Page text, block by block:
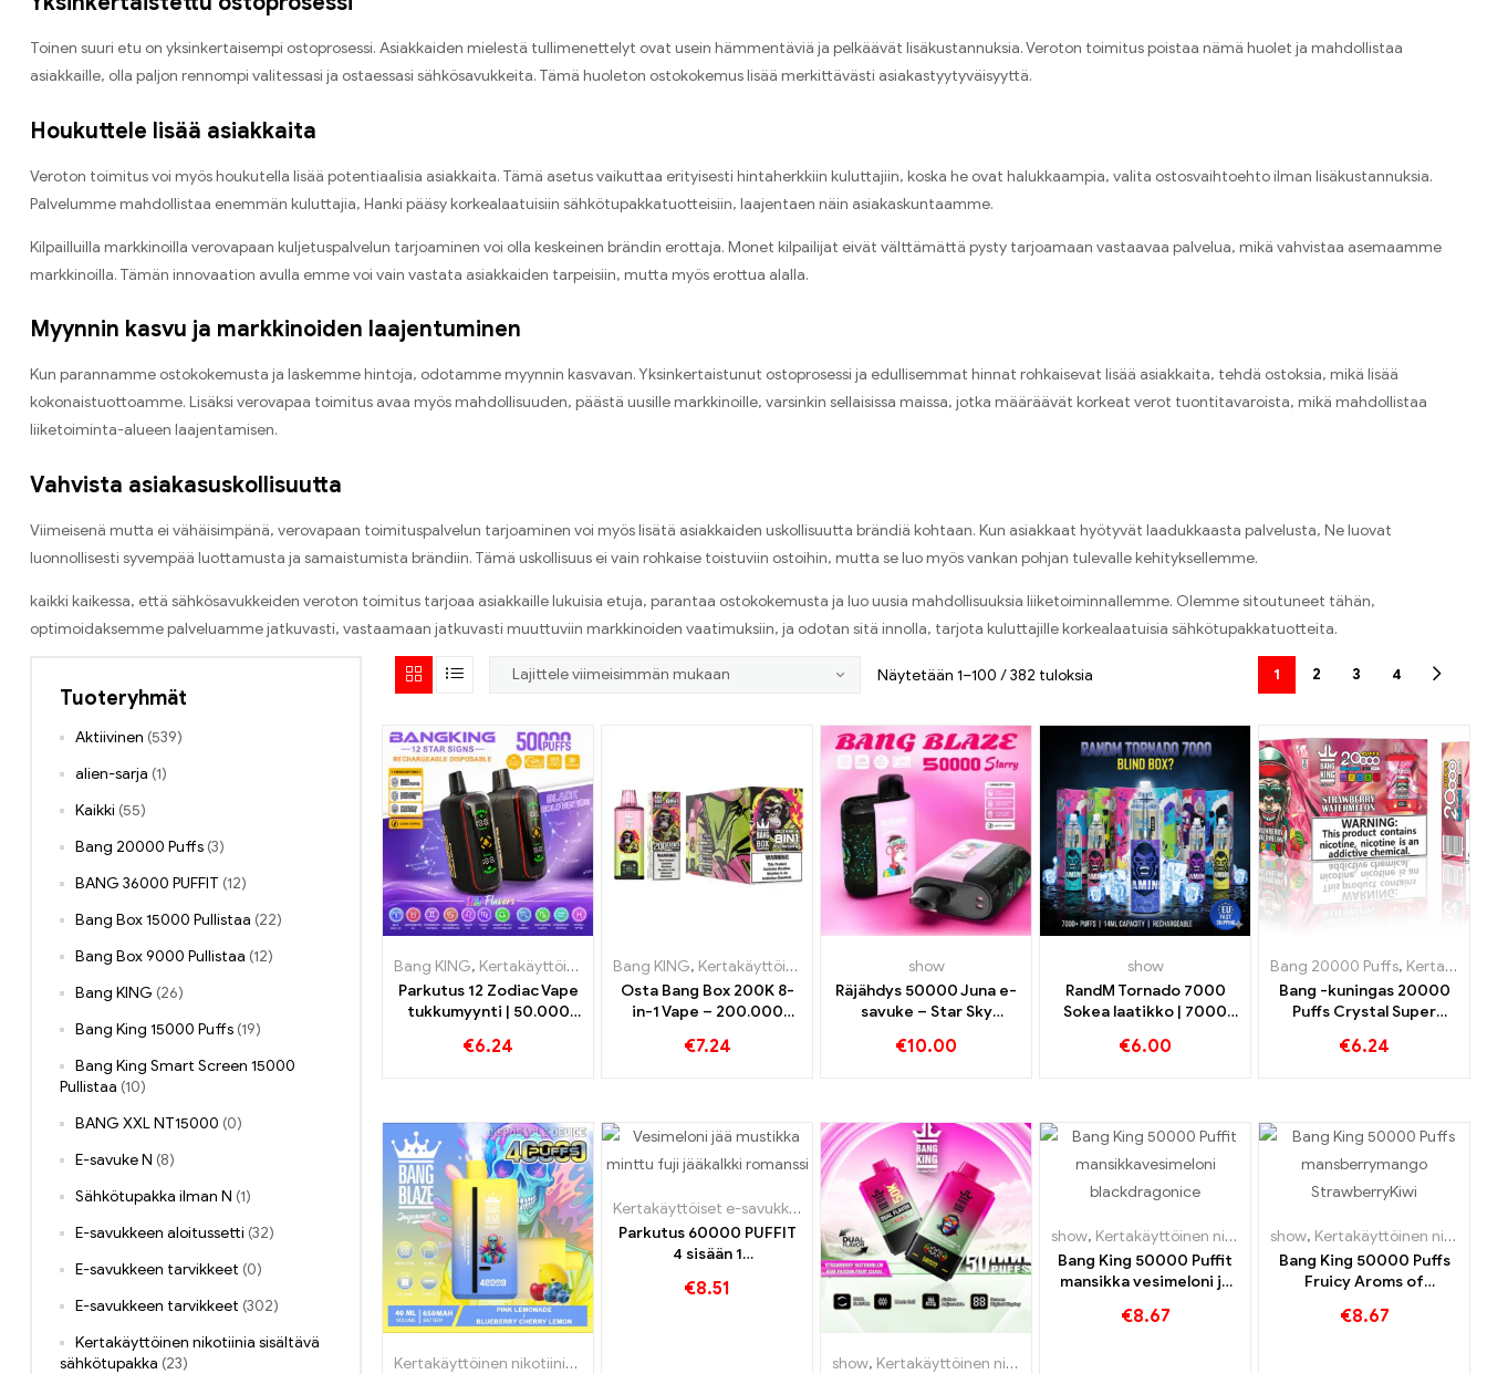
Toinen suuri etu on yksinkertaisempi ostoprosessi. Asiakkaiden mielestä tullimenettelyt ovat usein hämmentäviä ja pelkäävät lisäkustannuksia. Veroton toimitus poistaa nämä huolet ja mahdollistaa
asiakkaille, olla paljon rennompi valitessasi ja ostaessasi sähkösavukkeita. Tämä huoleton ostokokemus lisää merkittävästi asiakastyytyväisyyttä.
Houkuttele lisää asiakkaita
Veroton toimitus voi myös houkutella lisää potentiaalisia asiakkaita. Tämä asetus vaikuttaa erityisesti hintaherkkiin kuluttajiin, koska he ovat halukkaampia, valita ostosvaihtoehto ilman lisäkustannuksia.
Palvelumme mahdollistaa enemmän kuluttajia, Hanki pääsy korkealaatuisiin sähkötupakkatuotteisiin, laajentaen näin asiakaskuntaamme.
Kilpailluilla markkinoilla verovapaan kuljetuspalvelun tarjoaminen voi olla keskeinen brändin erottaja. Monet kilpailijat eivät välttämättä pysty tarjoamaan vastaavaa palvelua, mikä vahvistaa asemaamme
markkinoilla. Tämän innovaation avulla emme voi vain vastata asiakkaiden tarpeisiin, mutta myös erottua alalla.
Myynnin kasvu ja markkinoiden laajentuminen
Kun parannamme ostokokemusta ja laskemme hintoja, odotamme myynnin kasvavan. Yksinkertaistunut ostoprosessi ja edullisemmat hinnat rohkaisevat lisää asiakkaita, tehdä ostoksia, mikä lisää
kokonaistuottoamme. Lisäksi verovapaa toimitus avaa myös mahdollisuuden, päästä uusille markkinoille, varsinkin sellaisissa maissa, jotka määräävät korkeat verot tuontitavaroista, mikä mahdollistaa
liiketoiminta-alueen laajentamisen.
Vahvista asiakasuskollisuutta
Viimeisenä mutta ei vähäisimpänä, verovapaan toimituspalvelun tarjoaminen voi myös lisätä asiakkaiden uskollisuutta brändiä kohtaan. Kun asiakkaat hyötyvät laadukkaasta palvelusta, Ne luovat
luonnollisesti syvempää luottamusta ja samaistumista brändiin. Tämä uskollisuus ei vain rohkaise toistuviin ostoihin, mutta se luo myös vankan pohjan tulevalle kehityksellemme.
kaikki kaikessa, että sähkösavukkeiden veroton toimitus tarjoaa asiakkaille lukuisia etuja, parantaa ostokokemusta ja luo uusia mahdollisuuksia liiketoiminnallemme. Olemme sitoutuneet tähän,
optimoidaksemme palveluamme jatkuvasti, vastaamaan jatkuvasti muuttuviin markkinoiden vaatimuksiin, ja odotan sitä innolla, tarjota kuluttajille korkealaatuisia sähkötupakkatuotteita.
1 2 3 4
Näytetään 1–100 / 382 tuloksia
Bang KING, Kertakäyttöiset e-savukkeet ,Kertakäyttöiset e-savukkeet Belgia,Kertakäyttöiset sähkösavukkeet Tanska
Parkutus 12 Zodiac Vape
tukkumyynti | 50.000
€6.24
Bang KING, Kertakäyttöiset e-savukkeet Kertakäyttöiset e-savukkeet Belgia,Kertakäyttöiset sähkösavukkeet Tanska
Osta Bang Box 200K 8-
in-1 Vape – 200.000
€7.24
show
Räjähdys 50000 Juna e-
savuke – Star Sky
€10.00
show
RandM Tornado 7000
Sokea laatikko | 7000
toimitus
€6.00
Bang 20000 Puffs, Kertakäyttöiset e-savukkeet
Bang -kuningas 20000
Puffs Crystal Super
€6.24
Kertakäyttöinen nikotiinia sisältävä sähkötupakka Kertakäyttöiset sähkösavukkeet Luxemburg
Kertakäyttöiset e-savukkeet Kertakäyttöiset e-savukkeet Puola
Parkutus 60000 PUFFIT
4 sisään 1
sähkötupakka
€8.51
show, Kertakäyttöinen nikotiinia sisältävä sähkötupakka
show, Kertakäyttöinen nikotiinia sisältävä sähkötupakka ,
Bang King 50000 Puffit
mansikka vesimeloni ja
jäämakuja
€8.67
show, Kertakäyttöinen nikotiinia sisältävä sähkötupakka
Bang King 50000 Puffs
Fruicy Aroms of
mansikka Kiwi
€8.67
Tuoteryhmät
Aktiivinen (539)
alien-sarja (1)
Kaikki (55)
Bang 20000 Puffs (3)
BANG 36000 PUFFIT (12)
Bang Box 15000 Pullistaa (22)
Bang Box 9000 Pullistaa (12)
Bang KING (26)
Bang King 15000 Puffs (19)
Bang King Smart Screen 15000
Pullistaa (10)
BANG XXL NT15000 (0)
E-savuke N (8)
Sähkötupakka ilman N (1)
E-savukkeen aloitussetti (32)
E-savukkeen tarvikkeet (0)
E-savukkeen tarvikkeet (302)
Kertakäyttöinen nikotiinia sisältävä
sähkötupakka (23)